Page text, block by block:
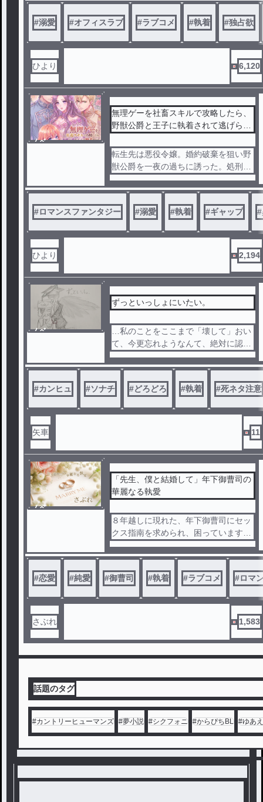
ことになったのは、清楚系美人・白石
ひより。 しかし、その正体は超・肉食
女子だった！？
「春川さん、下半身冷やしちゃダメで
すよ♡」 「今日のお弁当はカキフライ
増強」ですよね！？
ョンに仕上げて「美味しくいただく♡
」こと。 そんなこととは露知らず、彼
女の優しさに癒やされていく陽一。
な二人が織りなす、笑えて、ドキドキ
捕獲」ラブコメディ！
■登場人物
● 春川陽一（34） 中堅メーカーに勤め
るシステムエンジニア。趣味はスマホ
ゲーム。 元カノに浮気され、婚約破棄
した過去を持つ。恋愛には臆病だが、
仕事では皆に頼りにされている。
● 白石ひより（26） 陽一と同じ会社の
営業事務。一見すると清楚だが、中身
は欲望に忠実な隠れ肉食系。 趣味は陽
仕上げる」ことに執念を燃やしている
。恋愛では本気になるほど不器用にな
#溺愛 #オフィスラブ #ラブコメ #執着 #独占欲
ひより 6,120
ノベ
無理ゲーを社畜スキルで攻略したら、
野獣公爵と王子に執着されて逃げられ
転生先は悪役令嬢。婚約破棄を狙い野
獣公爵を一夜の過ちに誘った。処刑を
回避して平穏に生きるだけのはずが「
逃げるな」「キスしていいかな？」「
お姉さまは私のものです！」
一夜をきっかけに執着を見せる公爵に
、距離感バグのチャラ王子。なぜか懐
いてくるヒロインまで巻き込んで――
恋も運命も大暴走！？気づけば誰にも
手放してもらえなくなっていて──
#ロマンスファンタジー #溺愛 #執着 #ギャップ #
ひより 2,194
ノベ
ずっといっしょにいたい。
…私のことをここまで「壊して」おい
て、今更忘れようなんて、絶対に認め
ないから。
#カンヒュ #ソナチ #どろどろ #執着 #死ネタ注意
矢車 11
ノベ
「先生、僕と結婚して」年下御曹司の
華麗なる執愛
８年越しに現れた、年下御曹司にセッ
クス指南を求められ、困っています―
―
大衆食堂『折り紙』を親子で経営す
る高梨佑里香（たかなしゆりか）２７
歳。
経営難の折り紙に頭を悩ませていた
ところ、現れたのがかつての年下幼馴
染、天川睦月（てんかわむつき）２０
歳。
肩代わりした交換条件として、彼の花
この物語は、佑里香をひたすらに思
い続けた、拗らせ男子の一途な溺愛物
考案・2024.05～
#恋愛 #純愛 #御曹司 #執着 #ラブコメ #ロマ
さぶれ 1,583
話題のタグ
#カントリーヒューマンズ #夢小説 #シクフォニ #からぴちBL #ゆあ